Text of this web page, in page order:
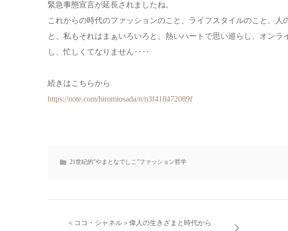
緊急事態宣言が延長されましたね。
これからの時代のファッションのこと、ライフスタイルのこと、人
と、私もそれはまぁいろいろと、熱いハートで思い巡らし、オン
し、忙しくてなりません‥‥
続きはこちらから
https://note.com/hiromiosada/n/n3f418472089f
21世紀的”やまとなでしこ”ファッション哲学
＜ココ・シャネル＞偉人の生きざまと時代から